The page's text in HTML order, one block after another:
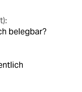
belegbar?